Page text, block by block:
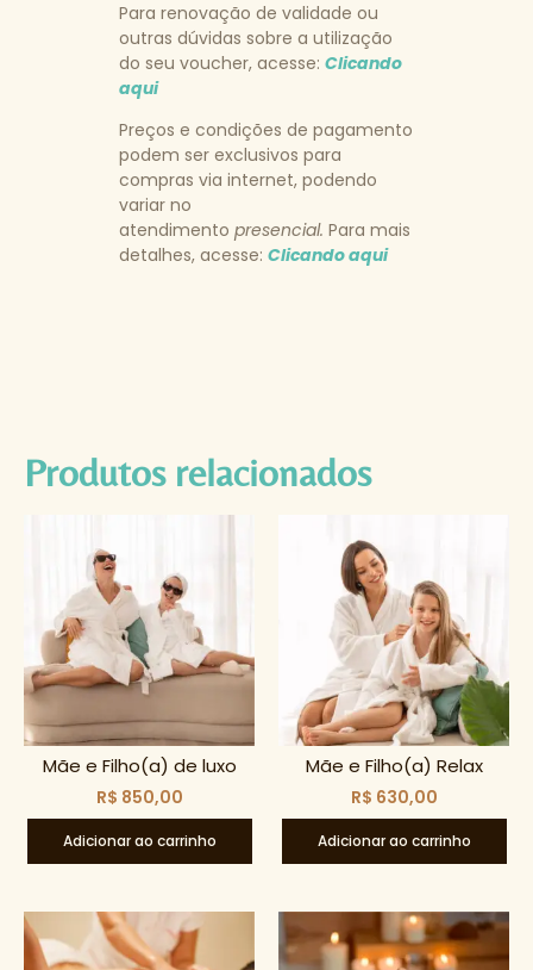
Para renovação de validade ou
outras dúvidas sobre a utilização
do seu voucher, acesse: Clicando
aqui
Preços e condições de pagamento
podem ser exclusivos para
compras via internet, podendo
variar no
atendimento presencial. Para mais
detalhes, acesse: Clicando aqui
Produtos relacionados
Mãe e Filho(a) de luxo
R$ 850,00
Adicionar ao carrinho
Mãe e Filho(a) Relax
R$ 630,00
Adicionar ao carrinho